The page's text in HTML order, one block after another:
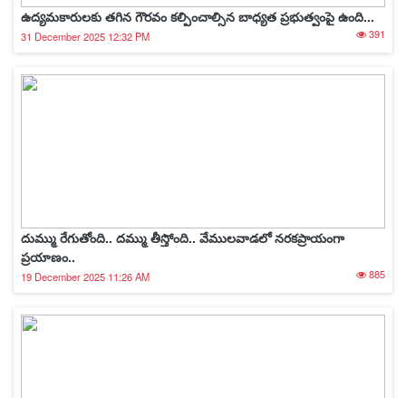
ఉద్యమకారులకు తగిన గౌరవం కల్పించాల్సిన బాధ్యత ప్రభుత్వంపై ఉంది...
31 December 2025 12:32 PM 391
దుమ్ము రేగుతోంది.. దమ్ము తీస్తోంది.. వేములవాడలో నరకప్రాయంగా
ప్రయాణం..
19 December 2025 11:26 AM 885